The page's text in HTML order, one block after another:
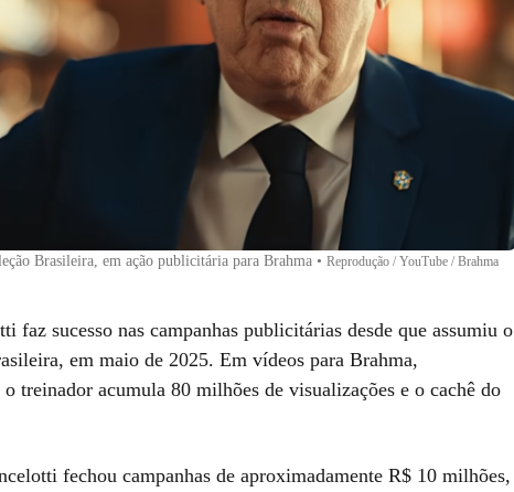
Brasileira, em ação publicitária para Brahma • Reprodução / YouTube / Brahma
faz sucesso nas campanhas publicitárias desde que assumiu o
em maio de 2025. Em vídeos para Brahma,
treinador acumula 80 milhões de visualizações e o cachê do
fechou campanhas de aproximadamente R$ 10 milhões,